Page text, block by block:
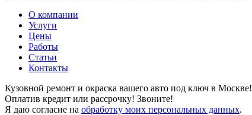
О компании
Услуги
Цены
Работы
Статьи
Контакты
Кузовной ремонт и окраска вашего авто под ключ в Москве!
Оплатив кредит или рассрочку! Звоните!
Я даю согласие на обработку моих персональных данных.